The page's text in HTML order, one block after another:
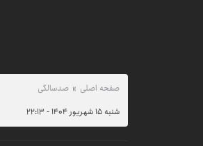
صفحه اصلی صدسالگی
شنبه ۱۵ شهریور ۱۴۰۴ - ۲۲:۱۳